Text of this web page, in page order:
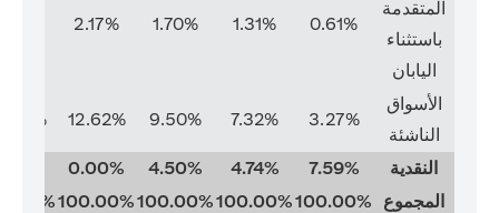
المتقدمة
باستثناء
اليابان
0.61%
1.31%
1.70%
2.17%
الأسواق
الناشئة
3.27%
7.32%
9.50%
12.62%
النقدية 7.59%
4.74%
4.50%
0.00%
المجموع
100.00%
100.00%
100.00%
100.00%